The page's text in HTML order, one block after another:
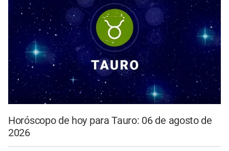
Horóscopo de hoy para Tauro: 06 de agosto de
2026